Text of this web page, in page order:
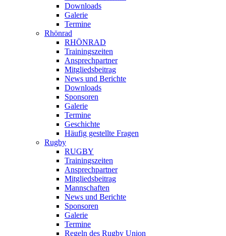
Downloads
Galerie
Termine
Rhönrad
RHÖNRAD
Trainingszeiten
Ansprechpartner
Mitgliedsbeitrag
News und Berichte
Downloads
Sponsoren
Galerie
Termine
Geschichte
Häufig gestellte Fragen
Rugby
RUGBY
Trainingszeiten
Ansprechpartner
Mitgliedsbeitrag
Mannschaften
News und Berichte
Sponsoren
Galerie
Termine
Regeln des Rugby Union